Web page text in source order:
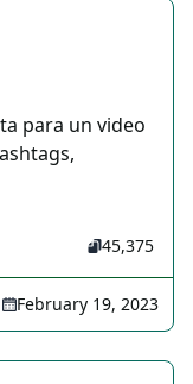
para un video
45,375
February 19, 2023